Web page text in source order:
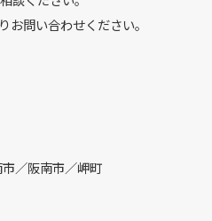
問い合わせください。
／阪南市／岬町